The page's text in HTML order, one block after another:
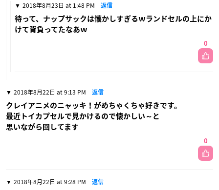
2018年8月23日 at 1:48 PM 返信
待って、ナップサックは懐かしすぎるｗランドセルの上にか
けて背負ってたなあｗ
0
2018年8月22日 at 9:13 PM 返信
クレイアニメのニャッキ！がめちゃくちゃ好きです。
最近トイカプセルで見かけるので懐かしい～と
思いながら回してます
0
2018年8月22日 at 9:28 PM 返信